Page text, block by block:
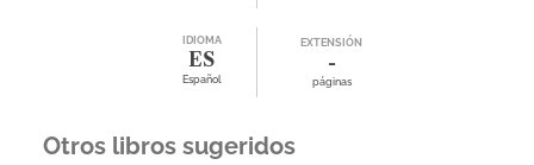
IDIOMA
ES
Español
EXTENSIÓN
-
páginas
Otros libros sugeridos